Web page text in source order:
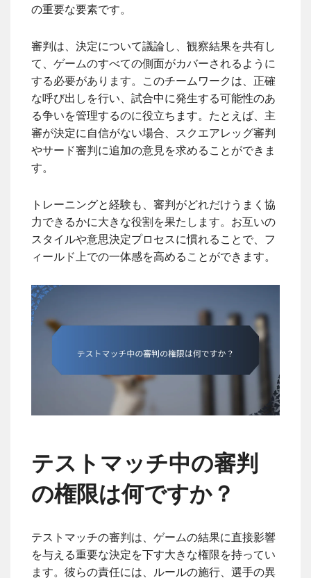
の重要な要素です。
審判は、決定について議論し、観察結果を共有し
て、ゲームのすべての側面がカバーされるように
する必要があります。このチームワークは、正確
な呼び出しを行い、試合中に発生する可能性のあ
る争いを管理するのに役立ちます。たとえば、主
審が決定に自信がない場合、スクエアレッグ審判
やサード審判に追加の意見を求めることができま
す。
トレーニングと経験も、審判がどれだけうまく協
力できるかに大きな役割を果たします。お互いの
スタイルや意思決定プロセスに慣れることで、フ
ィールド上での一体感を高めることができます。
テストマッチ中の審判
の権限は何ですか？
テストマッチの審判は、ゲームの結果に直接影響
を与える重要な決定を下す大きな権限を持ってい
ます。彼らの責任には、ルールの施行、選手の異